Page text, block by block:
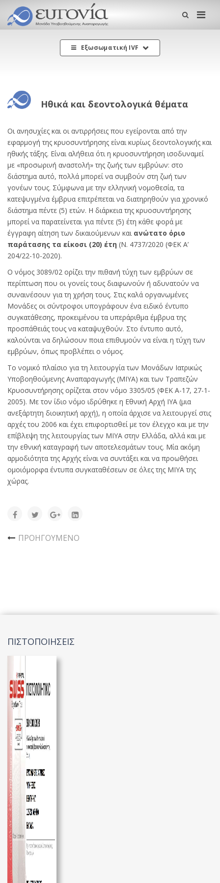
Εξωσωματική IVF
Ηθικά και δεοντολογικά θέματα
Οι ανησυχίες και οι αντιρρήσεις που εγείρονται από την
εφαρμογή της κρυοσυντήρησης είναι κυρίως δεοντολογικής και
ηθικής τάξης. Είναι αλήθεια ότι η κρυοσυντήρηση ισοδυναμεί
με «προσωρινή αναστολή» της ζωής των εμβρύων: στο
διάστημα αυτό, πολλά μπορεί να συμβούν στη ζωή των
γονέων τους. Σύμφωνα με την ελληνική νομοθεσία, τα
κατεψυγμένα έμβρυα επιτρέπεται να διατηρηθούν για χρονικό
διάστημα πέντε (5) ετών. Η διάρκεια της κρυοσυντήρησης
μπορεί να παρατείνεται για πέντε (5) έτη κάθε φορά με
έγγραφη αίτηση των δικαιούμενων και ανώτατο όριο
παράτασης τα είκοσι (20) έτη (Ν. 4737/2020 (ΦΕΚ Α’
204/22-10-2020).
Ο νόμος 3089/02 ορίζει την πιθανή τύχη των εμβρύων σε
περίπτωση που οι γονείς τους διαφωνούν ή αδυνατούν να
συναινέσουν για τη χρήση τους. Στις καλά οργανωμένες
Μονάδες οι σύντροφοι υπογράφουν ένα ειδικό έντυπο
συγκατάθεσης, προκειμένου τα υπεράριθμα έμβρυα της
προσπάθειάς τους να καταψυχθούν. Στο έντυπο αυτό,
καλούνται να δηλώσουν ποια επιθυμούν να είναι η τύχη των
εμβρύων, όπως προβλέπει ο νόμος.
Το νομικό πλαίσιο για τη λειτουργία των Μονάδων Ιατρικώς
Υποβοηθούμενης Αναπαραγωγής (ΜΙΥΑ) και των Τραπεζών
Κρυοσυντήρησης ορίζεται στον νόμο 3305/05 (ΦΕΚ Α-17, 27-1-
2005). Με τον ίδιο νόμο ιδρύθηκε η Εθνική Αρχή ΙΥΑ (μια
ανεξάρτητη διοικητική αρχή), η οποία άρχισε να λειτουργεί στις
αρχές του 2006 και έχει επιφορτισθεί με τον έλεγχο και με την
επίβλεψη της λειτουργίας των ΜΙΥΑ στην Ελλάδα, αλλά και με
την εθνική καταγραφή των αποτελεσμάτων τους. Μία ακόμη
αρμοδιότητα της Αρχής είναι να συντάξει και να προωθήσει
ομοιόμορφα έντυπα συγκαταθέσεων σε όλες της ΜΙΥΑ της
χώρας.
ΠΡΟΗΓΟΎΜΕΝΟ
ΠΙΣΤΟΠΟΙΗΣΕΙΣ